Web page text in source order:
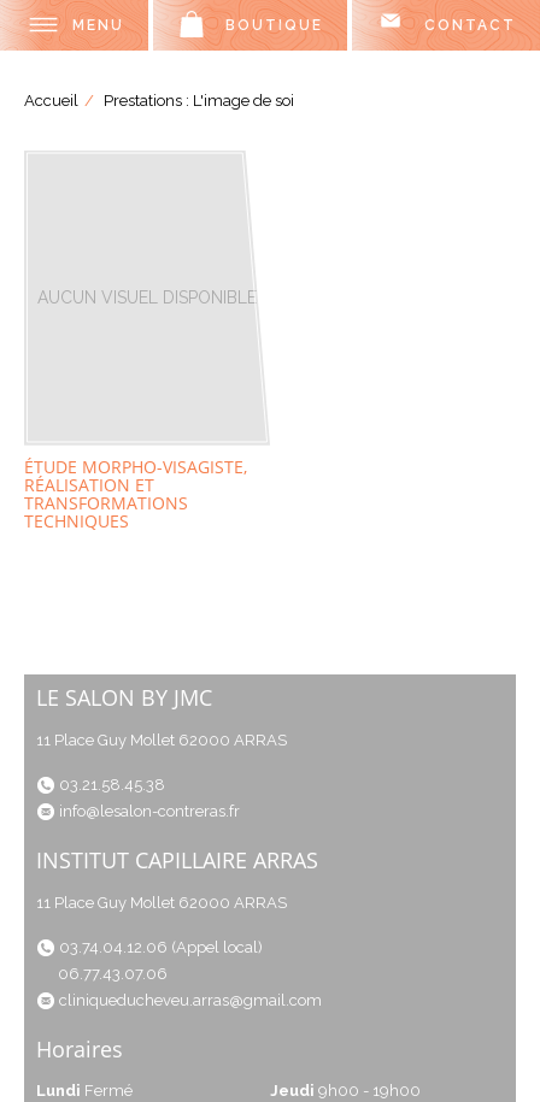
MENU BOUTIQUE CONTACT
Accueil Prestations : L'image de soi
AUCUN VISUEL DISPONIBLE
ÉTUDE MORPHO-VISAGISTE,
RÉALISATION ET
TRANSFORMATIONS
TECHNIQUES
LE SALON BY JMC
11 Place Guy Mollet 62000 ARRAS
03.21.58.45.38
info@lesalon-contreras.fr
INSTITUT CAPILLAIRE ARRAS
11 Place Guy Mollet 62000 ARRAS
03.74.04.12.06 (Appel local)
06.77.43.07.06
cliniqueducheveu.arras@gmail.com
Horaires
Lundi Fermé
Jeudi 9h00 - 19h00